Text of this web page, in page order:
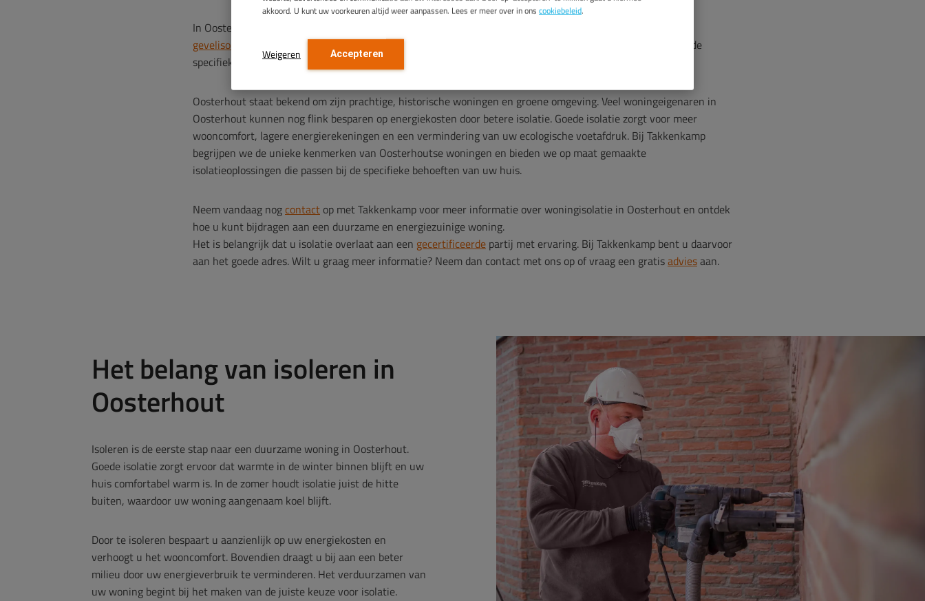
akkoord. U kunt uw voorkeuren altijd weer aanpassen. Lees er meer over in ons cookiebeleid.
Weigeren Accepteren
In Oosterhout zijn er verschillende manieren om uw woning te isoleren. Zo kunt u kiezen voor
gevelisolatie
vloerisolatie. Elk type isolatie heeft zijn eigen voordelen en mogelijkheden, afhankelijk van de
specifieke kenmerken van uw woning in Oosterhout.
Oosterhout staat bekend om zijn prachtige, historische woningen en groene omgeving. Veel woningeigenaren in
Oosterhout kunnen nog flink besparen op energiekosten door betere isolatie. Goede isolatie zorgt voor meer
wooncomfort, lagere energierekeningen en een vermindering van uw ecologische voetafdruk. Bij Takkenkamp
begrijpen we de unieke kenmerken van Oosterhoutse woningen en bieden we op maat gemaakte
isolatieoplossingen die passen bij de specifieke behoeften van uw huis.
Neem vandaag nog contact op met Takkenkamp voor meer informatie over woningisolatie in Oosterhout en ontdek
hoe u kunt bijdragen aan een duurzame en energiezuinige woning.
Het is belangrijk dat u isolatie overlaat aan een gecertificeerde partij met ervaring. Bij Takkenkamp bent u daarvoor
aan het goede adres. Wilt u graag meer informatie? Neem dan contact met ons op of vraag een gratisadviesaan.
Het belang van isoleren in
Oosterhout
Isoleren is de eerste stap naar een duurzame woning in Oosterhout.
Goede isolatie zorgt ervoor dat warmte in de winter binnen blijft en uw
huis comfortabel warm is. In de zomer houdt isolatie juist de hitte
buiten, waardoor uw woning aangenaam koel blijft.
Door te isoleren bespaart u aanzienlijk op uw energiekosten en
verhoogt u het wooncomfort. Bovendien draagt u bij aan een beter
milieu door uw energieverbruik te verminderen. Het verduurzamen van
uw woning begint bij het maken van de juiste keuze voor isolatie.